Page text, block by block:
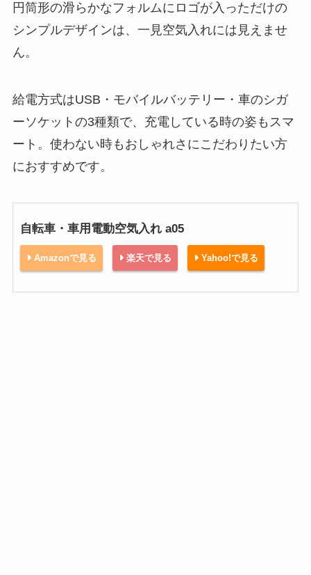
円筒形の滑らかなフォルムにロゴが入っただけの
シンプルデザインは、一見空気入れには見えませ
ん。
給電方式はUSB・モバイルバッテリー・車のシガ
ーソケットの3種類で、充電している時の姿もスマ
ート。使わない時もおしゃれさにこだわりたい方
におすすめです。
自転車・車用電動空気入れ a05
Amazonで見る 楽天で見る Yahoo!で見る